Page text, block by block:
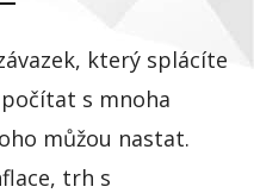
který splácíte
s mnoha
můžou nastat.
trh s